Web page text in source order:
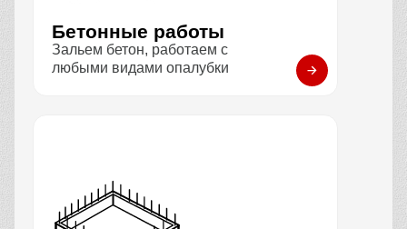
Бетонные работы
Зальем бетон, работаем с
любыми видами опалубки